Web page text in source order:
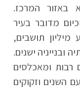
באזור המרכז.
מדובר בעיר
מיליון תושבים,
ובנייניה ישנים.
רבות ומאכלסים
השנים וזקוקים